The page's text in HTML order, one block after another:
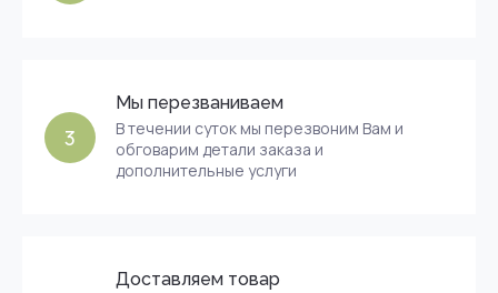
3
Мы перезваниваем
В течении суток мы перезвоним Вам и
обговарим детали заказа и
дополнительные услуги
Доставляем товар